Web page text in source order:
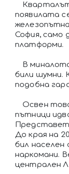
Кварталът
появилата
София, само
платформи.
В
били шумни.
подобна
Освен
пътници
До края на
бил населен
наркомани.
централен